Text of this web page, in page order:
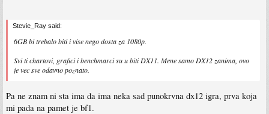
Stevie_Ray said:
6GB bi trebalo biti i vise nego dosta za 1080p.
Svi ti chartovi, grafici i benchmarci su u biti DX11. Mene samo DX12 zanima, ovo
je vec sve odavno poznato.
Pa ne znam ni sta ima da ima neka sad punokrvna dx12 igra, prva koja
mi pada na pamet je bf1.